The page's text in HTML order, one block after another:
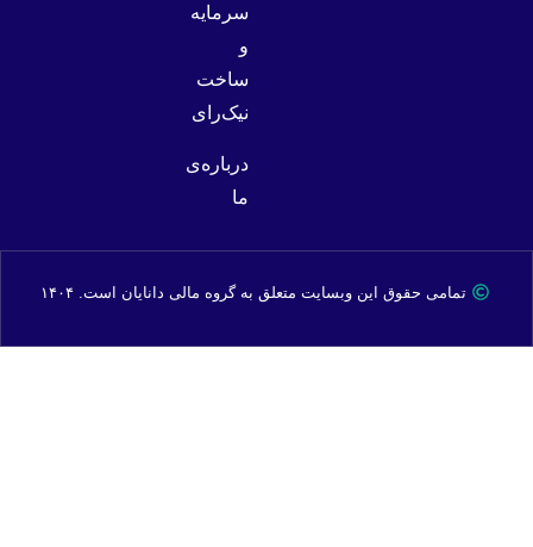
سرمایه
و
ساخت
نیک‌رای
درباره‌ی
ما
تمامی حقوق این وبسایت متعلق به گروه مالی دانایان است. ۱۴۰۴